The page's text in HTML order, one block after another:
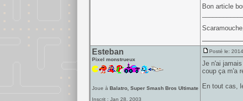
Bon article
Esteban
Pixel monstrueux
Joue à Balatro, Super Smash Bros Ultimate
Inscrit : Jan 28, 2003
Posté le:
Je n'ai
coup ça m'a
En tout cas,